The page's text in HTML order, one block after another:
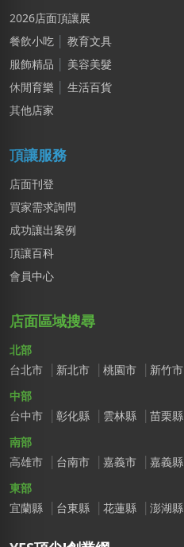
李X綺
陳X姐
台北市｜預算 10萬~30萬元
郭X生
2026店面頂讓展
餐飲小吃
教育文具
服飾精品
美容美髮
休閒育樂
生活百貨
其他店家
頂讓服務
店面刊登
買家需求詢問
成功讓出案例
頂讓百科
會員中心
店面區域搜尋
北部
台北市
新北市 桃園市 新竹市
中部
台中市
彰化縣 雲林縣 苗栗縣
南部
高雄市
台南市 嘉義市 嘉義縣
東部
宜蘭縣
台東縣 花蓮縣 澎湖縣